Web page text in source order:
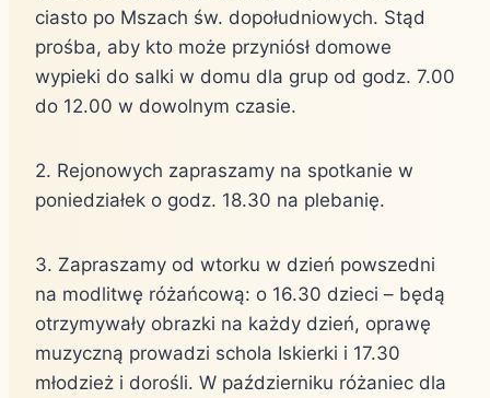
ciasto po Mszach św. dopołudniowych. Stąd
prośba, aby kto może przyniósł domowe
wypieki do salki w domu dla grup od godz. 7.00
do 12.00 w dowolnym czasie.
2. Rejonowych zapraszamy na spotkanie w
poniedziałek o godz. 18.30 na plebanię.
3. Zapraszamy od wtorku w dzień powszedni
na modlitwę różańcową: o 16.30 dzieci – będą
otrzymywały obrazki na każdy dzień, oprawę
muzyczną prowadzi schola Iskierki i 17.30
młodzież i dorośli. W październiku różaniec dla